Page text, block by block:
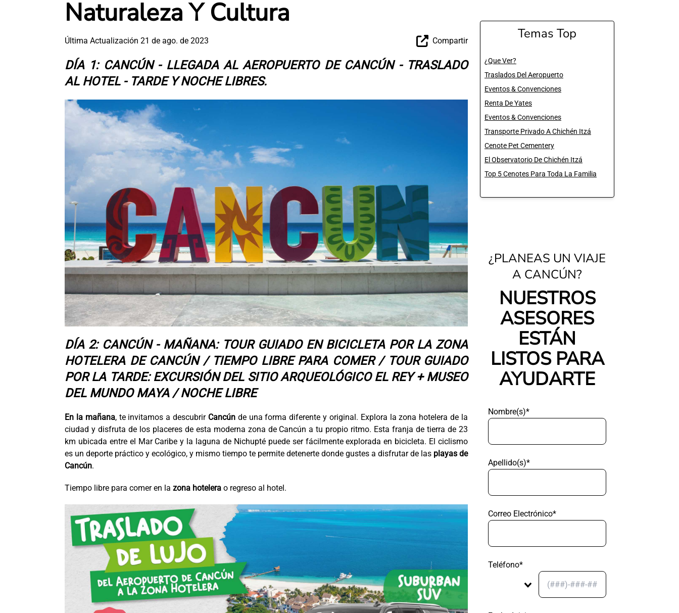
Naturaleza Y Cultura
Última Actualización 21 de ago. de 2023 Compartir
DÍA 1: CANCÚN - LLEGADA AL AEROPUERTO DE CANCÚN - TRASLADO
AL HOTEL - TARDE Y NOCHE LIBRES.
DÍA 2: CANCÚN - MAÑANA: TOUR GUIADO EN BICICLETA POR LA ZONA
HOTELERA DE CANCÚN / TIEMPO LIBRE PARA COMER / TOUR GUIADO
POR LA TARDE: EXCURSIÓN DEL SITIO ARQUEOLÓGICO EL REY + MUSEO
DEL MUNDO MAYA / NOCHE LIBRE
En la mañana, te invitamos a descubrir Cancúnde una forma diferente y original. Explora la zona hotelera de la
ciudad y disfruta de los placeres de esta moderna zona de Cancún a tu propio ritmo. Esta franja de tierra de 23
km ubicada entre el Mar Caribe y la laguna de Nichupté puede ser fácilmente explorada en bicicleta. El ciclismo
es un deporte práctico y ecológico, y mismo tiempo te permite detenerte donde gustes a disfrutar de las playas de
Cancún.
Tiempo libre para comer en la zona hotelera o regreso al hotel.
Temas Top
¿Que Ver?
Traslados Del Aeropuerto
Eventos & Convenciones
Renta De Yates
Eventos & Convenciones
Transporte Privado A Chichén Itzá
Cenote Pet Cementery
El Observatorio De Chichén Itzá
Top 5 Cenotes Para Toda La Familia
¿PLANEAS UN VIAJE
A CANCÚN?
NUESTROS
ASESORES
ESTÁN
LISTOS PARA
AYUDARTE
Nombre(s)*
Apellido(s)*
Correo Electrónico*
Teléfono*